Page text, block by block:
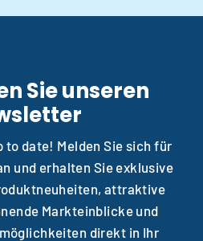
Sie unseren
to date! Melden Sie sich für
und erhalten Sie exklusive
attraktive
Markteinblicke und
direkt in Ihr